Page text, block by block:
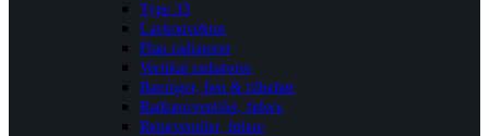
Type 33
Lavkonvektor
Plan radiatorer
Vertikal radiatorer
Bæringer, ben & tilbehør
Radiatorventiler, følere
Returventiler, følere